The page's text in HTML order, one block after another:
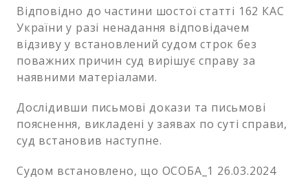
Відповідно до частини шостої статті 162 КАС
України у разі ненадання відповідачем
відзиву у встановлений судом строк без
поважних причин суд вирішує справу за
наявними матеріалами.
Дослідивши письмові докази та письмові
пояснення, викладені у заявах по суті справи,
суд встановив наступне.
Судом встановлено, що ОСОБА_1 26.03.2024